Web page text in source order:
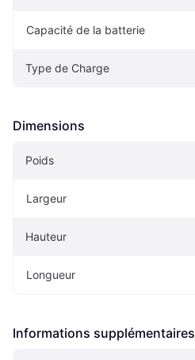
Capacité de la batterie
Type de Charge
Dimensions
Poids
Largeur
Hauteur
Longueur
Informations supplémentaires